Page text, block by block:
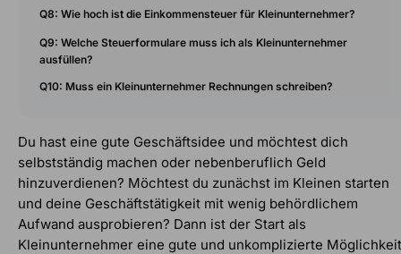
Q8: Wie hoch ist die Einkommensteuer für Kleinunternehmer?
Q9: Welche Steuerformulare muss ich als Kleinunternehmer
ausfüllen?
Q10: Muss ein Kleinunternehmer Rechnungen schreiben?
Du hast eine gute Geschäftsidee und möchtest dich
selbstständig machen oder nebenberuflich Geld
hinzuverdienen? Möchtest du zunächst im Kleinen starten
und deine Geschäftstätigkeit mit wenig behördlichem
Aufwand ausprobieren? Dann ist der Start als
Kleinunternehmer eine gute und unkomplizierte